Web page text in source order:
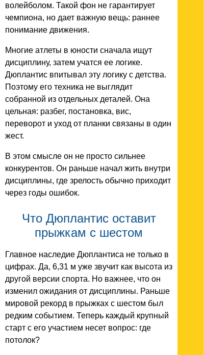
волейболом. Такой фон не гарантирует
чемпиона, но дает важную вещь: раннее
понимание движения.
Многие атлеты в юности сначала ищут
дисциплину, затем учатся ее логике.
Дюплантис впитывал эту логику с детства.
Поэтому его техника не выглядит
собранной из отдельных деталей. Она
цельная: разбег, постановка, вис,
переворот и уход от планки связаны в один
жест.
В этом смысле он не просто сильнее
конкурентов. Он раньше начал жить внутри
дисциплины, где зрелость обычно приходит
через годы ошибок.
Что Дюплантис оставит
прыжкам с шестом
Главное наследие Дюплантиса не только в
цифрах. Да, 6,31 м уже звучит как высота из
другой версии спорта. Но важнее, что он
изменил ожидания от дисциплины. Раньше
мировой рекорд в прыжках с шестом был
редким событием. Теперь каждый крупный
старт с его участием несет вопрос: где
потолок?